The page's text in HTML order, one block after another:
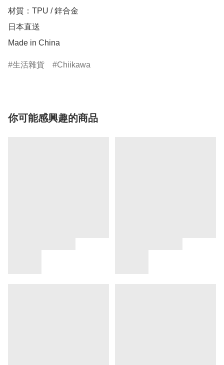
材質：TPU / 鋅合金
日本直送
Made in China
生活雜貨 Chiikawa
你可能感興趣的商品